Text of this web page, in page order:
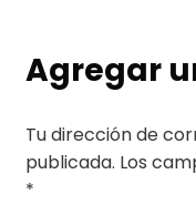
Agregar
Tu dirección de
publicada. Los
*